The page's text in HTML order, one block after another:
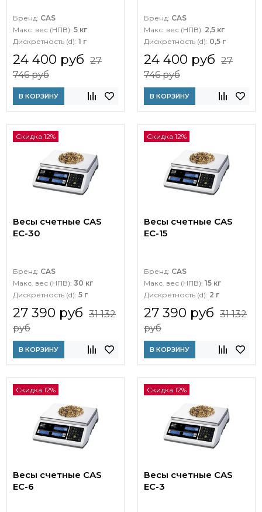
Бренд: CAS
Макс. вес (НПВ): 5 кг
Дискретность (d): 1 г
24 400 руб 27
746 руб
В КОРЗИНУ
Бренд: CAS
Макс. вес (НПВ): 2,5 кг
Дискретность (d): 0,5 г
24 400 руб 27
746 руб
В КОРЗИНУ
Скидка 12%
Весы счетные CAS
EC-30
Бренд: CAS
Макс. вес (НПВ): 30 кг
Дискретность (d): 5 г
27 390 руб 31 132
руб
В КОРЗИНУ
Скидка 12%
Весы счетные CAS
EC-15
Бренд: CAS
Макс. вес (НПВ): 15 кг
Дискретность (d): 2 г
27 390 руб 31 132
руб
В КОРЗИНУ
Скидка 12%
Весы счетные CAS
EC-6
Скидка 12%
Весы счетные CAS
EC-3